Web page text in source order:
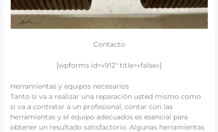
Contacto
[wpforms id=»912″ title=»false»]
Herramientas y equipos necesarios
Tanto si va a realizar una reparación usted mismo como
si va a contratar a un profesional, contar con las
herramientas y el equipo adecuados es esencial para
obtener un resultado satisfactorio. Algunas herramientas